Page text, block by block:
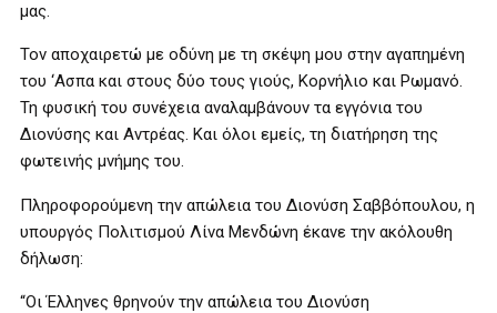
μας.
Τον αποχαιρετώ με οδύνη με τη σκέψη μου στην αγαπημένη
του ‘Ασπα και στους δύο τους γιούς, Κορνήλιο και Ρωμανό.
Τη φυσική του συνέχεια αναλαμβάνουν τα εγγόνια του
Διονύσης και Αντρέας. Και όλοι εμείς, τη διατήρηση της
φωτεινής μνήμης του.
Πληροφορούμενη την απώλεια του Διονύση Σαββόπουλου, η
υπουργός Πολιτισμού Λίνα Μενδώνη έκανε την ακόλουθη
δήλωση:
“Οι Έλληνες θρηνούν την απώλεια του Διονύση